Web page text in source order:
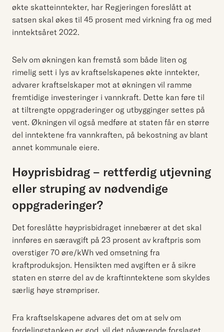
økte skatteinntekter, har Regjeringen foreslått at
satsen skal økes til 45 prosent med virkning fra og med
inntektsåret 2022.
Selv om økningen kan fremstå som både liten og
rimelig sett i lys av kraftselskapenes økte inntekter,
advarer kraftselskaper mot at økningen vil ramme
fremtidige investeringer i vannkraft. Dette kan føre til
at tiltrengte oppgraderinger og utbygginger settes på
vent. Økningen vil også medføre at staten får en større
del inntektene fra vannkraften, på bekostning av blant
annet kommunale eiere.
Høyprisbidrag – rettferdig utjevning
eller struping av nødvendige
oppgraderinger?
Det foreslåtte høyprisbidraget innebærer at det skal
innføres en særavgift på 23 prosent av kraftpris som
overstiger 70 øre/kWh ved omsetning fra
kraftproduksjon. Hensikten med avgiften er å sikre
staten en større del av de kraftinntektene som skyldes
særlig høye strømpriser.
Fra kraftselskapene advares det om at selv om
fordelingstanken er god, vil det nåværende forslaget